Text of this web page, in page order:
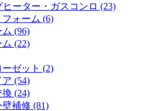
ーター・ガスコンロ (23)
ォーム (6)
(96)
(22)
ゼット (2)
(54)
(24)
補修 (81)